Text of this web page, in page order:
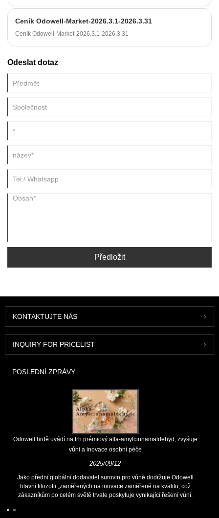
Ceník Odowell-Market-2026.3.1-2026.3.31
Ceník Odowell-Market-2026.3.1-2026.3.31
Odeslat dotaz
Předložit
KONTAKTUJTE NÁS
INQUIRY FOR PRICELIST
POSLEDNÍ ZPRÁVY
Odowell hrdě uvádí na trh prémiový alfa-amylcinnamaldehyd, zvyšuje
vůni a inovace osobní péče
2025/09/12
Jako přední globální dodavatel surovin pro vůně dodržuje Odowell
hlavní filozofii „zaměřených na inovace zaměřené na kvalitu, což
zákazníkům po celém světě trvale poskytuje vynikající řešení vůní.